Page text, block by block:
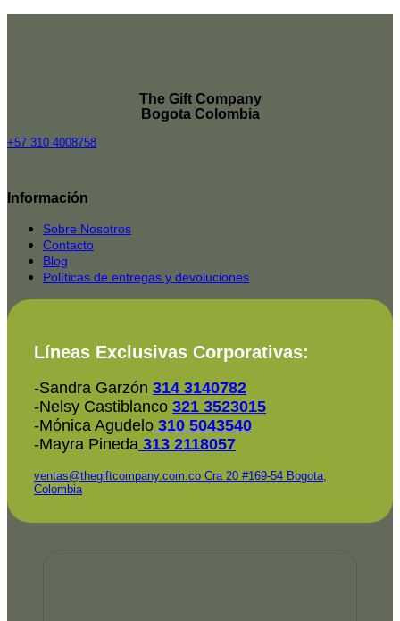
The Gift Company
Bogota Colombia
+57 310 4008758
Rated
2025-
Información
Sobre Nosotros
Contacto
Blog
Políticas de entregas y devoluciones
Líneas Exclusivas Corporativas:
-Sandra Garzón 314 3140782
-Nelsy Castiblanco 321 3523015
-Mónica Agudelo 310 5043540
-Mayra Pineda 313 2118057
ventas@thegiftcompany.com.co Cra 20 #169-54 Bogota,
Colombia